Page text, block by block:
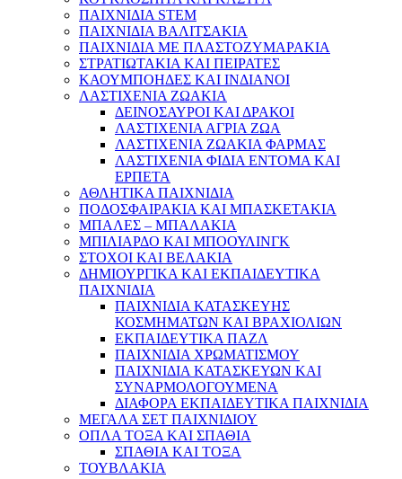
ΠΑΙΧΝΙΔΙΑ STEM
ΠΑΙΧΝΙΔΙΑ ΒΑΛΙΤΣΑΚΙΑ
ΠΑΙΧΝΙΔΙΑ ΜΕ ΠΛΑΣΤΟΖΥΜΑΡΑΚΙΑ
ΣΤΡΑΤΙΩΤΑΚΙΑ ΚΑΙ ΠΕΙΡΑΤΕΣ
ΚΑΟΥΜΠΟΗΔΕΣ ΚΑΙ ΙΝΔΙΑΝΟΙ
ΛΑΣΤΙΧΕΝΙΑ ΖΩΑΚΙΑ
ΔΕΙΝΟΣΑΥΡΟΙ ΚΑΙ ΔΡΑΚΟΙ
ΛΑΣΤΙΧΕΝΙΑ ΑΓΡΙΑ ΖΩΑ
ΛΑΣΤΙΧΕΝΙΑ ΖΩΑΚΙΑ ΦΑΡΜΑΣ
ΛΑΣΤΙΧΕΝΙΑ ΦΙΔΙΑ ΕΝΤΟΜΑ ΚΑΙ
ΕΡΠΕΤΑ
ΑΘΛΗΤΙΚΑ ΠΑΙΧΝΙΔΙΑ
ΠΟΔΟΣΦΑΙΡΑΚΙΑ ΚΑΙ ΜΠΑΣΚΕΤΑΚΙΑ
ΜΠΑΛΕΣ – ΜΠΑΛΑΚΙΑ
ΜΠΙΛΙΑΡΔΟ ΚΑΙ ΜΠΟΟΥΛΙΝΓΚ
ΣΤΟΧΟΙ ΚΑΙ ΒΕΛΑΚΙΑ
ΔΗΜΙΟΥΡΓΙΚΑ ΚΑΙ ΕΚΠΑΙΔΕΥΤΙΚΑ
ΠΑΙΧΝΙΔΙΑ
ΠΑΙΧΝΙΔΙΑ ΚΑΤΑΣΚΕΥΗΣ
ΚΟΣΜΗΜΑΤΩΝ ΚΑΙ ΒΡΑΧΙΟΛΙΩΝ
ΕΚΠΑΙΔΕΥΤΙΚΑ ΠΑΖΛ
ΠΑΙΧΝΙΔΙΑ ΧΡΩΜΑΤΙΣΜΟΥ
ΠΑΙΧΝΙΔΙΑ ΚΑΤΑΣΚΕΥΩΝ ΚΑΙ
ΣΥΝΑΡΜΟΛΟΓΟΥΜΕΝΑ
ΔΙΑΦΟΡΑ ΕΚΠΑΙΔΕΥΤΙΚΑ ΠΑΙΧΝΙΔΙΑ
ΜΕΓΑΛΑ ΣΕΤ ΠΑΙΧΝΙΔΙΟΥ
ΟΠΛΑ ΤΟΞΑ ΚΑΙ ΣΠΑΘΙΑ
ΣΠΑΘΙΑ ΚΑΙ ΤΟΞΑ
ΤΟΥΒΛΑΚΙΑ